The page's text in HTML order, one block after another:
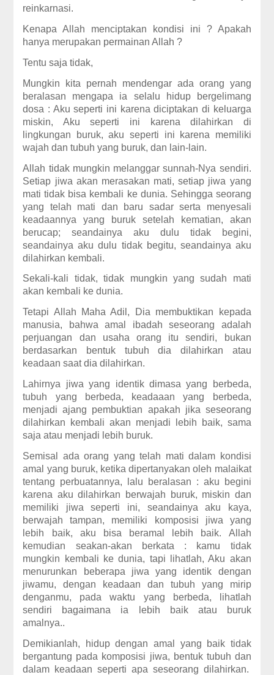
reinkarnasi.
Kenapa Allah menciptakan kondisi ini ? Apakah
hanya merupakan permainan Allah ?
Tentu saja tidak,
Mungkin kita pernah mendengar ada orang yang
beralasan mengapa ia selalu hidup bergelimang
dosa : Aku seperti ini karena diciptakan di keluarga
miskin, Aku seperti ini karena dilahirkan di
lingkungan buruk, aku seperti ini karena memiliki
wajah dan tubuh yang buruk, dan lain-lain.
Allah tidak mungkin melanggar sunnah-Nya sendiri.
Setiap jiwa akan merasakan mati, setiap jiwa yang
mati tidak bisa kembali ke dunia. Sehingga seorang
yang telah mati dan baru sadar serta menyesali
keadaannya yang buruk setelah kematian, akan
berucap; seandainya aku dulu tidak begini,
seandainya aku dulu tidak begitu, seandainya aku
dilahirkan kembali.
Sekali-kali tidak, tidak mungkin yang sudah mati
akan kembali ke dunia.
Tetapi Allah Maha Adil, Dia membuktikan kepada
manusia, bahwa amal ibadah seseorang adalah
perjuangan dan usaha orang itu sendiri, bukan
berdasarkan bentuk tubuh dia dilahirkan atau
keadaan saat dia dilahirkan.
Lahirnya jiwa yang identik dimasa yang berbeda,
tubuh yang berbeda, keadaaan yang berbeda,
menjadi ajang pembuktian apakah jika seseorang
dilahirkan kembali akan menjadi lebih baik, sama
saja atau menjadi lebih buruk.
Semisal ada orang yang telah mati dalam kondisi
amal yang buruk, ketika dipertanyakan oleh malaikat
tentang perbuatannya, lalu beralasan : aku begini
karena aku dilahirkan berwajah buruk, miskin dan
memiliki jiwa seperti ini, seandainya aku kaya,
berwajah tampan, memiliki komposisi jiwa yang
lebih baik, aku bisa beramal lebih baik. Allah
kemudian seakan-akan berkata : kamu tidak
mungkin kembali ke dunia, tapi lihatlah, Aku akan
menurunkan beberapa jiwa yang identik dengan
jiwamu, dengan keadaan dan tubuh yang mirip
denganmu, pada waktu yang berbeda, lihatlah
sendiri bagaimana ia lebih baik atau buruk
amalnya..
Demikianlah, hidup dengan amal yang baik tidak
bergantung pada komposisi jiwa, bentuk tubuh dan
dalam keadaan seperti apa seseorang dilahirkan.